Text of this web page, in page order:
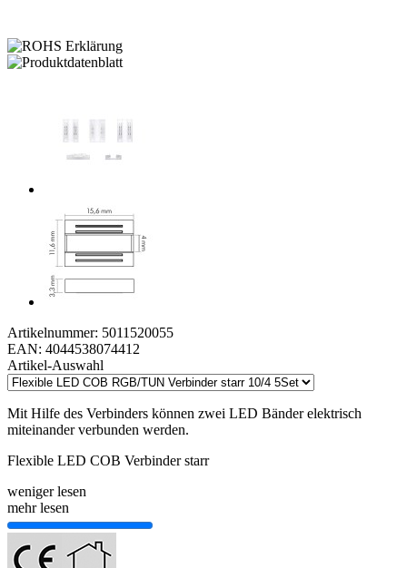
Artikelnummer: 5011520055
EAN: 4044538074412
Artikel-Auswahl
Mit Hilfe des Verbinders können zwei LED Bänder elektrisch
miteinander verbunden werden.
Flexible LED COB Verbinder starr
weniger lesen
mehr lesen